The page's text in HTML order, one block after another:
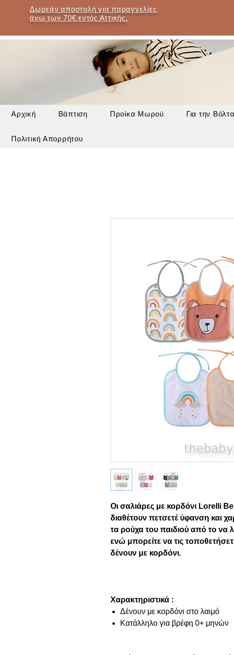
Δωρεάν αποστολή για παραγγελίες
άνω των 70€ εντός Αττικής.
Αρχική Βάπτιση Προίκα Μωρού Για την Βόλτα
Πολιτική Απορρήτου
Οι σαλιάρες με κορδόνι Lorelli
διαθέτουν πετσετέ ύφανση και
τα ρούχα του παιδιού από το να
ενώ μπορείτε να τις
δένουν με κορδόνι.
Χαρακτηριστικά :
Δένουν με κορδόνι στο λαιμό
Κατάλληλο για βρέφη 0+ μηνών